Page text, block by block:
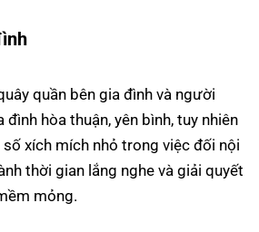
quần bên gia đình và người
đình hòa thuận, yên bình, tuy nhiên
xích mích nhỏ trong việc đối nội
thời gian lắng nghe và giải quyết
mỏng.